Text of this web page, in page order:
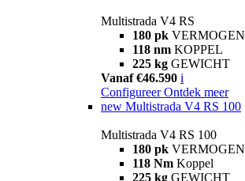
Multistrada V4 RS
180 pk VERMOGEN
118 nm KOPPEL
225 kg GEWICHT
Vanaf €46.590 i
Configureer Ontdek meer
new Multistrada V4 RS 100
Multistrada V4 RS 100
180 pk VERMOGEN
118 Nm Koppel
225 kg GEWICHT